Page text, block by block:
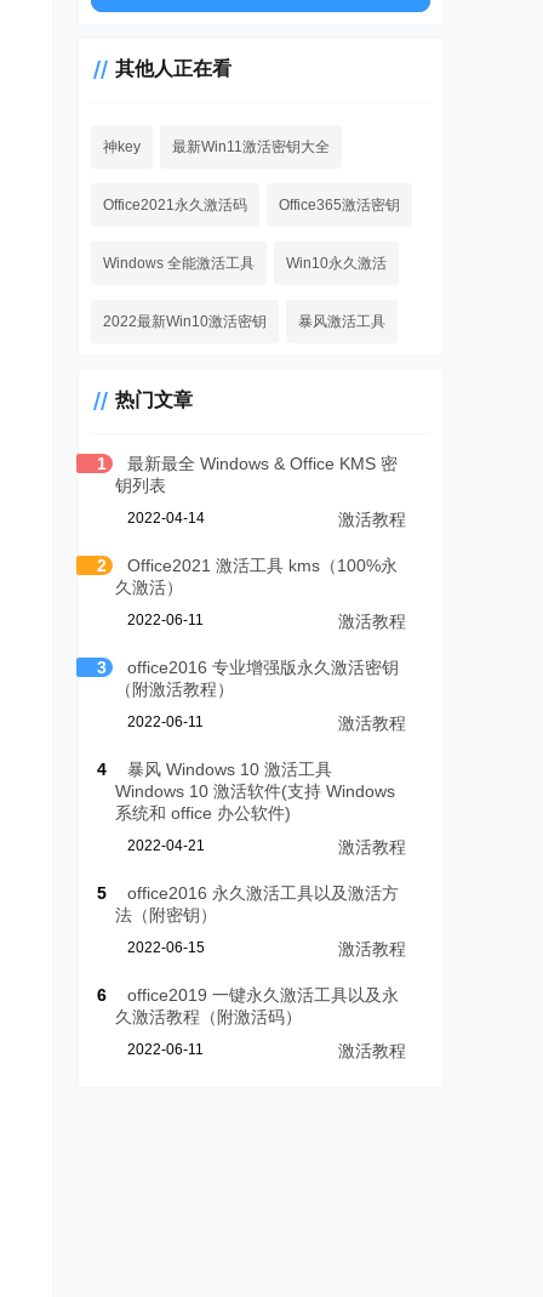
其他人正在看
神key 最新Win11激活密钥大全
Office2021永久激活码 Office365激活密钥
Windows 全能激活工具 Win10永久激活
2022最新Win10激活密钥 暴风激活工具
热门文章
1
最新最全 Windows & Office KMS 密
钥列表
2022-04-14 激活教程
2
Office2021 激活工具 kms（100%永
久激活）
2022-06-11 激活教程
3
office2016 专业增强版永久激活密钥
（附激活教程）
2022-06-11 激活教程
4
暴风 Windows 10 激活工具
Windows 10 激活软件(支持 Windows
系统和 office 办公软件)
2022-04-21 激活教程
5
office2016 永久激活工具以及激活方
法（附密钥）
2022-06-15 激活教程
6
office2019 一键永久激活工具以及永
久激活教程（附激活码）
2022-06-11 激活教程